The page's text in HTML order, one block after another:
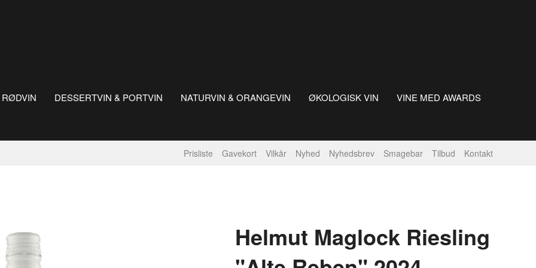
RØDVIN DESSERTVIN & PORTVIN NATURVIN & ORANGEVIN ØKOLOGISK VIN VINE MED AWARDS
Prisliste Gavekort Vilkår Nyhed Nyhedsbrev Smagebar Tilbud Kontakt
Helmut Maglock Riesling